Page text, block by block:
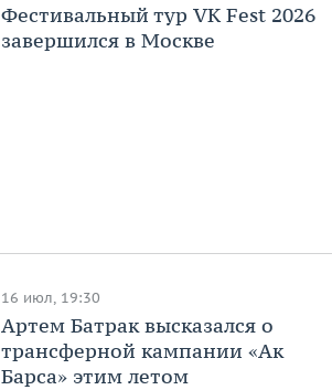
Фестивальный тур VK Fest 2026
завершился в Москве
16 июл, 19:30
Артем Батрак высказался о
трансферной кампании «Ак
Барса» этим летом